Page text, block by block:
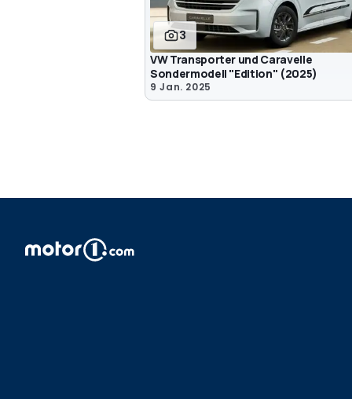
3
VW Transporter und Caravelle
Sondermodell "Edition" (2025)
9 Jan. 2025